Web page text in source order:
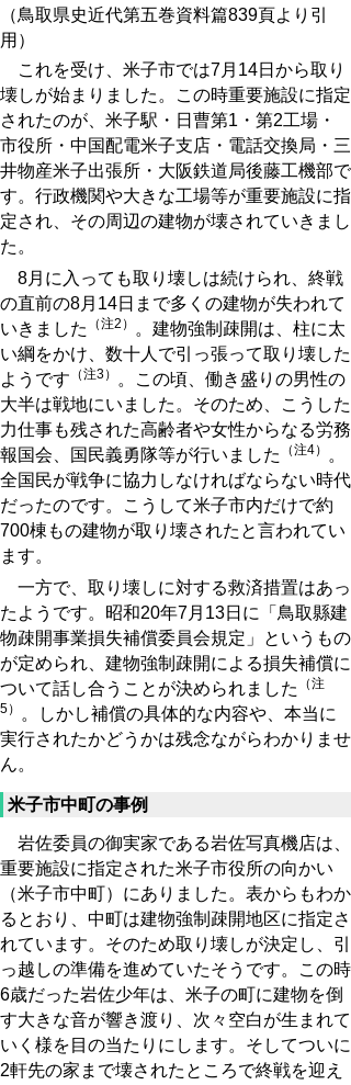
（鳥取県史近代第五巻資料篇839頁より引
用）
これを受け、米子市では7月14日から取り
壊しが始まりました。この時重要施設に指定
されたのが、米子駅・日曹第1・第2工場・
市役所・中国配電米子支店・電話交換局・三
井物産米子出張所・大阪鉄道局後藤工機部で
す。行政機関や大きな工場等が重要施設に指
定され、その周辺の建物が壊されていきまし
た。
8月に入っても取り壊しは続けられ、終戦
の直前の8月14日まで多くの建物が失われて
いきました
（注2）
。建物強制疎開は、柱に太
い綱をかけ、数十人で引っ張って取り壊した
ようです （注3）
。この頃、働き盛りの男性の
大半は戦地にいました。そのため、こうした
力仕事も残された高齢者や女性からなる労務
報国会、国民義勇隊等が行いました
（注4）
。
全国民が戦争に協力しなければならない時代
だったのです。こうして米子市内だけで約
700棟もの建物が取り壊されたと言われてい
ます。
一方で、取り壊しに対する救済措置はあっ
たようです。昭和20年7月13日に「鳥取縣建
物疎開事業損失補償委員会規定」というもの
が定められ、建物強制疎開による損失補償に
ついて話し合うことが決められました
（注
5）
。しかし補償の具体的な内容や、本当に
実行されたかどうかは残念ながらわかりませ
ん。
米子市中町の事例
岩佐委員の御実家である岩佐写真機店は、
重要施設に指定された米子市役所の向かい
（米子市中町）にありました。表からもわか
るとおり、中町は建物強制疎開地区に指定さ
れています。そのため取り壊しが決定し、引
っ越しの準備を進めていたそうです。この時
6歳だった岩佐少年は、米子の町に建物を倒
す大きな音が響き渡り、次々空白が生まれて
いく様を目の当たりにします。そしてついに
2軒先の家まで壊されたところで終戦を迎え